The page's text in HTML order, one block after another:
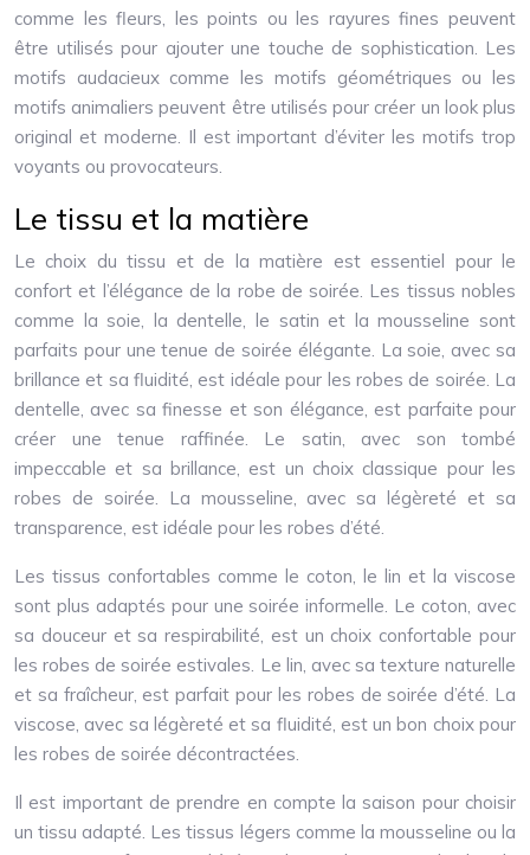
comme les fleurs, les points ou les rayures fines peuvent
être utilisés pour ajouter une touche de sophistication. Les
motifs audacieux comme les motifs géométriques ou les
motifs animaliers peuvent être utilisés pour créer un look plus
original et moderne. Il est important d’éviter les motifs trop
voyants ou provocateurs.
Le tissu et la matière
Le choix du tissu et de la matière est essentiel pour le
confort et l’élégance de la robe de soirée. Les tissus nobles
comme la soie, la dentelle, le satin et la mousseline sont
parfaits pour une tenue de soirée élégante. La soie, avec sa
brillance et sa fluidité, est idéale pour les robes de soirée. La
dentelle, avec sa finesse et son élégance, est parfaite pour
créer une tenue raffinée. Le satin, avec son tombé
impeccable et sa brillance, est un choix classique pour les
robes de soirée. La mousseline, avec sa légèreté et sa
transparence, est idéale pour les robes d’été.
Les tissus confortables comme le coton, le lin et la viscose
sont plus adaptés pour une soirée informelle. Le coton, avec
sa douceur et sa respirabilité, est un choix confortable pour
les robes de soirée estivales. Le lin, avec sa texture naturelle
et sa fraîcheur, est parfait pour les robes de soirée d’été. La
viscose, avec sa légèreté et sa fluidité, est un bon choix pour
les robes de soirée décontractées.
Il est important de prendre en compte la saison pour choisir
un tissu adapté. Les tissus légers comme la mousseline ou la